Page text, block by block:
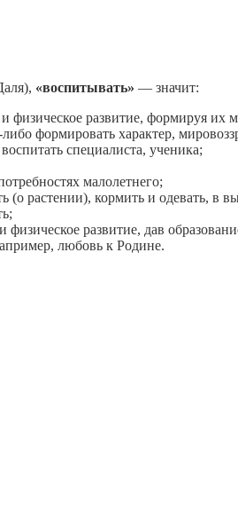
«воспитывать» — значит:
и физическое развитие, формируя
формировать характер,
специалиста, ученика;
малолетнего;
(о растении), кормить и одевать, в
физическое развитие, дав
любовь к Родине.